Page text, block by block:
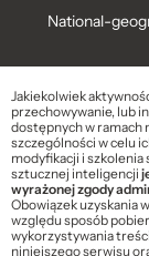
National-
Jakiekolwiek
przechowywanie, lub
dostępnych w ramach
szczególności w celu
modyfikacji i
sztucznej inteligencji
wyrażonej zgody
Obowiązek uzyskania
względu sposób
wykorzystywania
niniejszego serwisu